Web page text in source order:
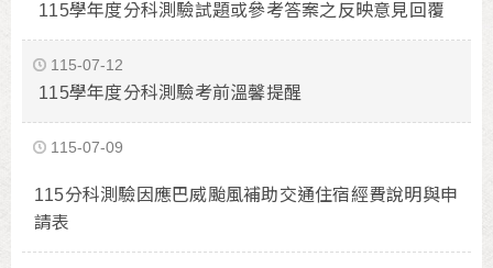
115學年度分科測驗試題或參考答案之反映意見回覆
115-07-12
115學年度分科測驗考前溫馨提醒
115-07-09
115分科測驗因應巴威颱風補助交通住宿經費說明與申
請表